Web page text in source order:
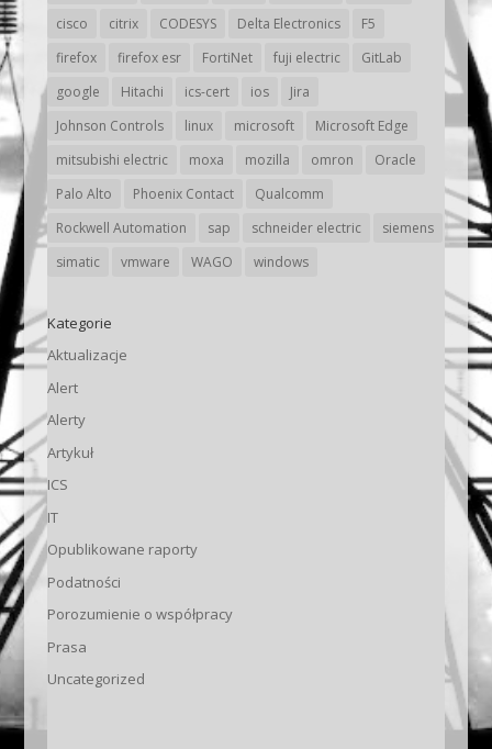
cisco
citrix CODESYS Delta Electronics
F5
firefox
firefox esr FortiNet fuji electric
GitLab
google
Hitachi ics-cert ios
Jira
Johnson Controls
linux microsoft
Microsoft Edge
mitsubishi electric
moxa mozilla omron
Oracle
Palo Alto
Phoenix Contact
Qualcomm
Rockwell Automation
sap schneider electric
siemens
simatic
vmware WAGO windows
Kategorie
Aktualizacje
Alert
Alerty
Artykuł
ICS
IT
Opublikowane raporty
Podatności
Porozumienie o współpracy
Prasa
Uncategorized